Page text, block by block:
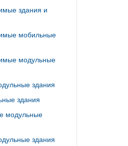
здания и
мобильные
модульные
здания
здания
модульные
здания